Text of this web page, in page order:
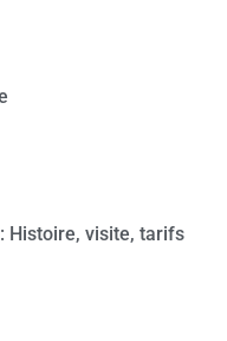
Histoire, visite, tarifs